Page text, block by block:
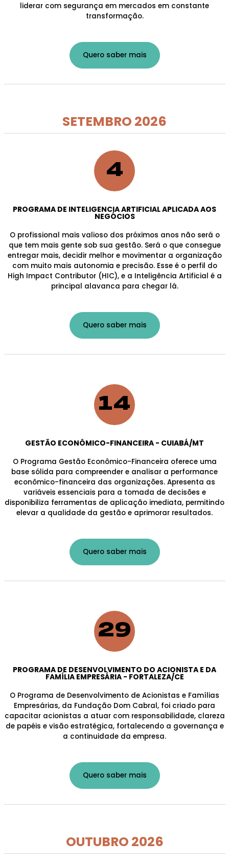
liderar com segurança em mercados em constante
transformação.
Quero saber mais
SETEMBRO 2026
4
PROGRAMA DE INTELIGENCIA ARTIFICIAL APLICADA AOS
NEGÓCIOS
O profissional mais valioso dos próximos anos não será o
que tem mais gente sob sua gestão. Será o que consegue
entregar mais, decidir melhor e movimentar a organização
com muito mais autonomia e precisão. Esse é o perfil do
High Impact Contributor (HIC), e a Inteligência Artificial é a
principal alavanca para chegar lá.
Quero saber mais
14
GESTÃO ECONÔMICO-FINANCEIRA - CUIABÁ/MT
O Programa Gestão Econômico-Financeira oferece uma
base sólida para compreender e analisar a performance
econômico-financeira das organizações. Apresenta as
variáveis essenciais para a tomada de decisões e
disponibiliza ferramentas de aplicação imediata, permitindo
elevar a qualidade da gestão e aprimorar resultados.
Quero saber mais
29
PROGRAMA DE DESENVOLVIMENTO DO ACIONISTA E DA
FAMÍLIA EMPRESÁRIA - FORTALEZA/CE
O Programa de Desenvolvimento de Acionistas e Famílias
Empresárias, da Fundação Dom Cabral, foi criado para
capacitar acionistas a atuar com responsabilidade, clareza
de papéis e visão estratégica, fortalecendo a governança e
a continuidade da empresa.
Quero saber mais
OUTUBRO 2026